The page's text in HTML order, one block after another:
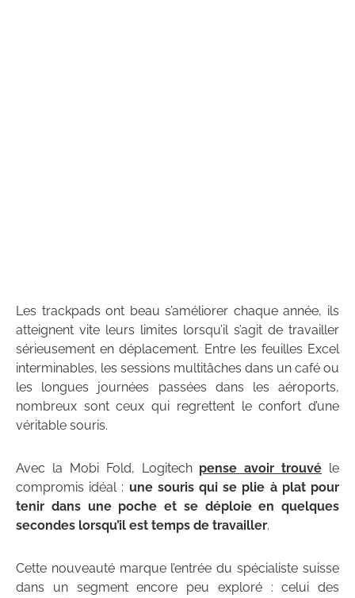
Les trackpads ont beau s’améliorer chaque année, ils
atteignent vite leurs limites lorsqu’il s’agit de travailler
sérieusement en déplacement. Entre les feuilles Excel
interminables, les sessions multitâches dans un café ou
les longues journées passées dans les aéroports,
nombreux sont ceux qui regrettent le confort d’une
véritable souris.
Avec la Mobi Fold, Logitech pense avoir trouvé le
compromis idéal : une souris qui se plie à plat pour
tenir dans une poche et se déploie en quelques
secondes lorsqu’il est temps de travailler.
Cette nouveauté marque l’entrée du spécialiste suisse
dans un segment encore peu exploré : celui des